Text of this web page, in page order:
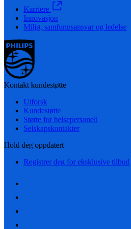
Karriere
Innovasjon
Miljø, samfunnsansvar og ledelse
Kontakt kundestøtte
Utforsk
Kundestøtte
Støtte for helsepersonell
Selskapskontakter
Hold deg oppdatert
Registrer deg for eksklusive tilbud